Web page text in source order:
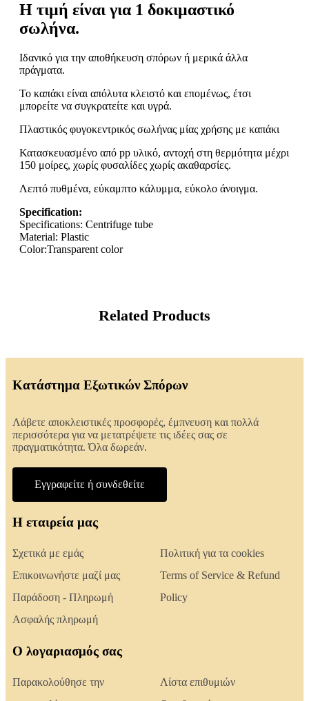
Η τιμή είναι για 1 δοκιμαστικό
σωλήνα.
Ιδανικό για την αποθήκευση σπόρων ή μερικά άλλα
πράγματα.
Το καπάκι είναι απόλυτα κλειστό και επομένως, έτσι
μπορείτε να συγκρατείτε και υγρά.
Πλαστικός φυγοκεντρικός σωλήνας μίας χρήσης με καπάκι
Κατασκευασμένο από pp υλικό, αντοχή στη θερμότητα μέχρι
150 μοίρες, χωρίς φυσαλίδες χωρίς ακαθαρσίες.
Λεπτό πυθμένα, εύκαμπτο κάλυμμα, εύκολο άνοιγμα.
Specification:
Specifications: Centrifuge tube
Material: Plastic
Color:Transparent color
Related Products
Κατάστημα Εξωτικών Σπόρων
Λάβετε αποκλειστικές προσφορές, έμπνευση και πολλά
περισσότερα για να μετατρέψετε τις ιδέες σας σε
πραγματικότητα. Όλα δωρεάν.
Εγγραφείτε ή συνδεθείτε
Η εταιρεία μας
Σχετικά με εμάς
Επικοινωνήστε μαζί μας
Παράδοση - Πληρωμή
Ασφαλής πληρωμή
Πολιτική για τα cookies
Terms of Service & Refund
Policy
Ο λογαριασμός σας
Παρακολούθησε την
Λίστα επιθυμιών